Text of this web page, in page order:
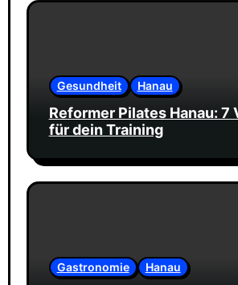
Gesundheit Hanau
Reformer Pilates Hanau: 7
für dein Training
Gastronomie Hanau